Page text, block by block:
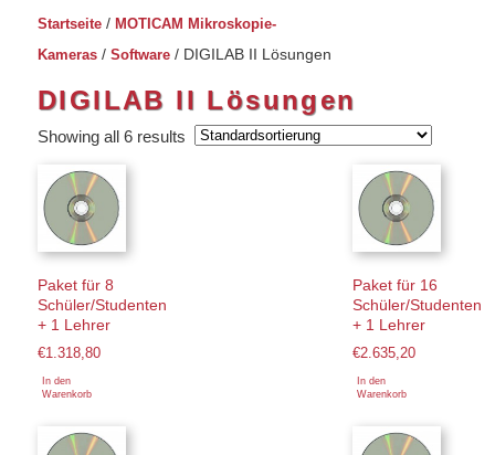
Inhalt
Inhalt
Startseite / MOTICAM Mikroskopie-
Kameras /Software / DIGILAB II Lösungen
DIGILAB II Lösungen
Showing all 6 results
Paket für 8
Schüler/Studenten
+ 1 Lehrer
€1.318,80
In den
Warenkorb
Paket für 16
Schüler/Studenten
+ 1 Lehrer
€2.635,20
In den
Warenkorb